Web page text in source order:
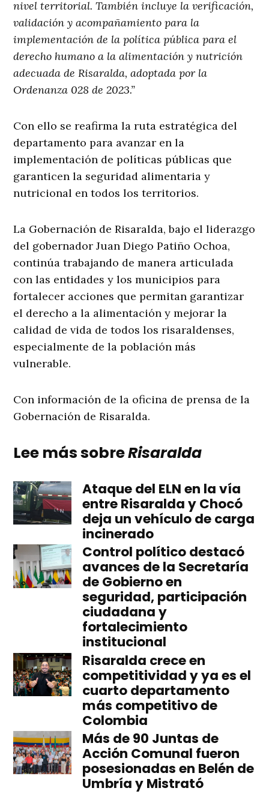
nivel territorial. También incluye la verificación,
validación y acompañamiento para la
implementación de la política pública para el
derecho humano a la alimentación y nutrición
adecuada de Risaralda, adoptada por la
Ordenanza 028 de 2023.”
Con ello se reafirma la ruta estratégica del
departamento para avanzar en la
implementación de políticas públicas que
garanticen la seguridad alimentaria y
nutricional en todos los territorios.
La Gobernación de Risaralda, bajo el liderazgo
del gobernador Juan Diego Patiño Ochoa,
continúa trabajando de manera articulada
con las entidades y los municipios para
fortalecer acciones que permitan garantizar
el derecho a la alimentación y mejorar la
calidad de vida de todos los risaraldenses,
especialmente de la población más
vulnerable.
Con información de la oficina de prensa de la
Gobernación de Risaralda.
Lee más sobreRisaralda
Ataque del ELN en la vía
entre Risaralda y Chocó
deja un vehículo de carga
incinerado
Control político destacó
avances de la Secretaría
de Gobierno en
seguridad, participación
ciudadana y
fortalecimiento
institucional
Risaralda crece en
competitividad y ya es el
cuarto departamento
más competitivo de
Colombia
Más de 90 Juntas de
Acción Comunal fueron
posesionadas en Belén de
Umbría y Mistrató